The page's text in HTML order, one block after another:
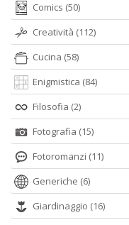
Comics (50)
Creatività (112)
Cucina (58)
Enigmistica (84)
Filosofia (2)
Fotografia (15)
Fotoromanzi (11)
Generiche (6)
Giardinaggio (16)